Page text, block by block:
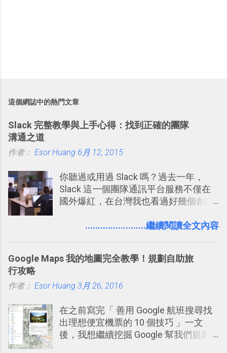
這個網誌中的熱門文章
Slack 完整教學與上手心得：找到正確的團隊
溝通之道
作者： Esor Huang 6月 12, 2015
你聽過或用過 Slack 嗎？過去一年，
Slack 這一個團隊通訊平台服務不僅在
國外爆紅，在台灣我也看過好幾個創業
理，到底 Slack 有什麼魅力？它是不是
有機會在一個專案合作中使用了 Slack
點： 1. 「 很有趣 」： Slack 裡擁有跟
聊天打屁、傳送有趣影音圖文的功能。
2. 「 有效率 」：但是 Slack 的頻道、群
組機制讓茶水間的聊天，不會干擾工作
........................繼續閱讀全文內容
Google Maps 我的地圖完全教學！規劃自助旅
行攻略
作者： Esor Huang 3月 26, 2016
在之前寫完「 善用 Google 航班搜尋找
出理想便宜機票的 10 個技巧 」一文
後，我想繼續挖掘 Google 幫我們規劃